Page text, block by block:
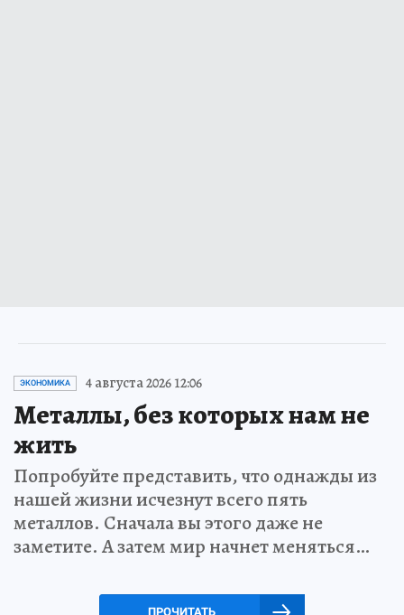
ЭКОНОМИКА 4 августа 2026 12:06
Металлы, без которых нам не
жить
Попробуйте представить, что однажды из
нашей жизни исчезнут всего пять
металлов. Сначала вы этого даже не
заметите. А затем мир начнет меняться…
ПРОЧИТАТЬ